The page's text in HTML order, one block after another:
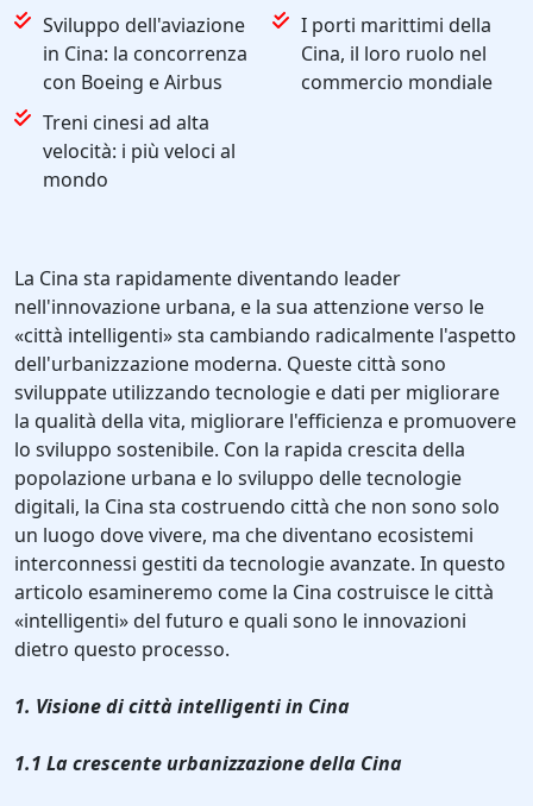
Sviluppo dell'aviazione
in Cina: la concorrenza
con Boeing e Airbus
I porti marittimi della
Cina, il loro ruolo nel
commercio mondiale
Treni cinesi ad alta
velocità: i più veloci al
mondo
La Cina sta rapidamente diventando leader
nell'innovazione urbana, e la sua attenzione verso le
«città intelligenti» sta cambiando radicalmente l'aspetto
dell'urbanizzazione moderna. Queste città sono
sviluppate utilizzando tecnologie e dati per migliorare
la qualità della vita, migliorare l'efficienza e promuovere
lo sviluppo sostenibile. Con la rapida crescita della
popolazione urbana e lo sviluppo delle tecnologie
digitali, la Cina sta costruendo città che non sono solo
un luogo dove vivere, ma che diventano ecosistemi
interconnessi gestiti da tecnologie avanzate. In questo
articolo esamineremo come la Cina costruisce le città
«intelligenti» del futuro e quali sono le innovazioni
dietro questo processo.
1. Visione di città intelligenti in Cina
1.1 La crescente urbanizzazione della Cina